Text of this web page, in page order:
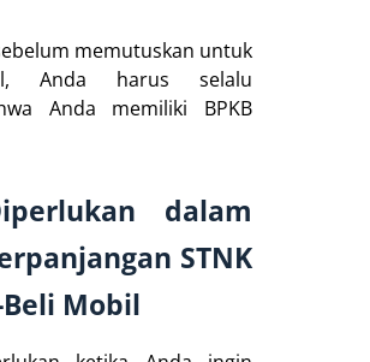
memutuskan untuk
Anda harus selalu
Anda memiliki BPKB
dalam
STNK
Mobil